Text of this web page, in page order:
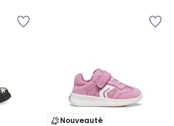
Nouveauté